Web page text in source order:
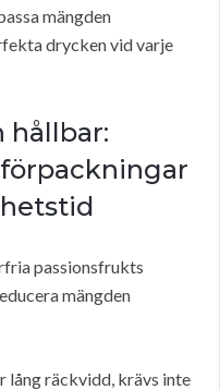
mängden
drycken vid varje
hållbar:
passionsfrukts
mängden
lång räckvidd, krävs inte